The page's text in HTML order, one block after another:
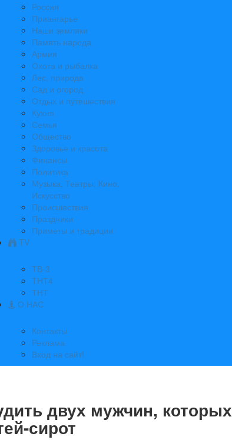
Россия
Приангарье
Наши земляки
Память народа
Армия
Охота и рыбалка
Лес, природа
Сад и огород
Отдых и путешествия
Кухня
Семья
Общество
Здоровье и красота
Финансы
Политика
Музыка, Театры, Кино,
Искусство
Происшествия
Праздники
Приметы и традиции
TV
ТВ-3
ТНТ4
ТНТ
О НАС
Контакты
Реклама
Вход на сайт!
двух мужчин, которых
сирот